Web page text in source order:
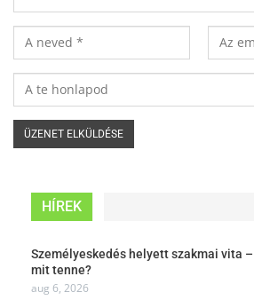
HÍREK
Személyeskedés helyett szakmai vita –
mit tenne?
aug 6, 2026